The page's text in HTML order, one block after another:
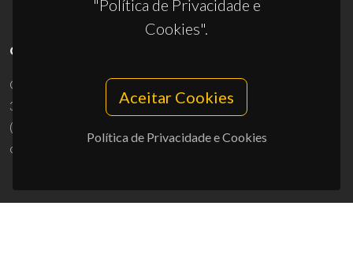
"Política de Privacidade e
Cookies".
Aceitar Cookies
Política de Privacidade e Cookies
CONTACTOS
Campus Universitário de Santiago
3810-193 Aveiro - Portugal
(+351) 234 370 200
ciceco@ua.pt